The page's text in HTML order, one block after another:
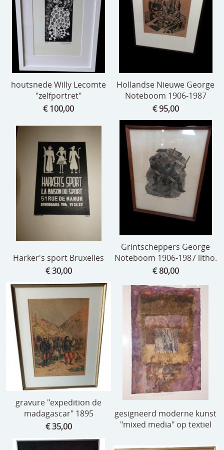
houtsnede Willy Lecomte
"zelfportret"
€ 100,00
Hollandse Nieuwe George
Noteboom 1906-1987
€ 95,00
Harker's sport Bruxelles
€ 30,00
Grintscheppers George
Noteboom 1906-1987 litho.
€ 80,00
gravure "expedition de
madagascar" 1895
€ 35,00
gesigneerd moderne kunst
"mixed media" op textiel